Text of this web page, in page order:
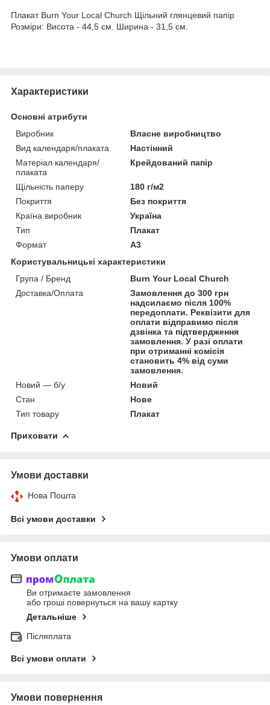
Плакат Burn Your Local Church Щільний глянцевий папір
Розміри: Висота - 44,5 см. Ширина - 31,5 см.
Характеристики
Основні атрибути
Виробник
Власне виробництво
Вид календаря/плаката
Настінний
Матеріал календаря/
плаката
Крейдований папір
Щільність паперу
180 г/м2
Покриття
Без покриття
Країна виробник
Україна
Тип
Плакат
Формат
A3
Користувальницькі характеристики
Група / Бренд
Burn Your Local Church
Доставка/Оплата
Замовлення до 300 грн
надсилаємо після 100%
передоплати. Реквізити для
оплати відправимо після
дзвінка та підтвердження
замовлення. У разі оплати
при отриманні комісія
становить 4% від суми
замовлення.
Новий — б/у
Новий
Стан
Нове
Тип товару
Плакат
Приховати
Умови доставки
Нова Пошта
Всі умови доставки
Умови оплати
Ви отримаєте замовлення
або гроші повернуться на вашу картку
Детальніше
Післяплата
Всі умови оплати
Умови повернення